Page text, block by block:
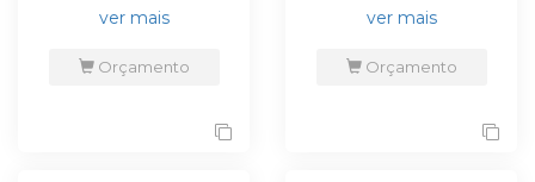
S8SW2021-XXY -
SENSTARver mais
Orçamento
ver mais
Orçamento